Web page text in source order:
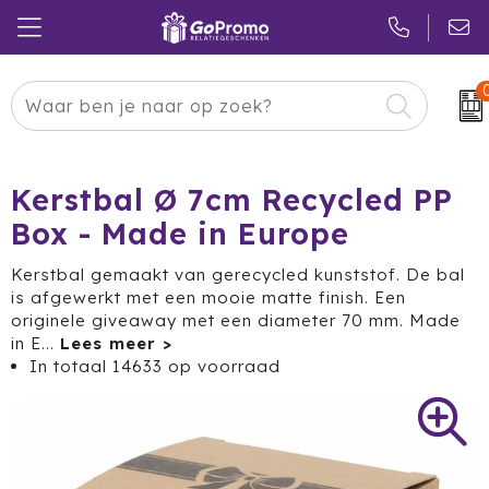
Kerstpakketten
Duurzaam
Reclamedragers
Give-aways
Eten & Drinken
Carnaval
Koningsdag
Zomer
Sinterklaas
Pride Month
24 ICE
Air Up
American Tourister
Amuse
Belkin
Kerstbal Ø 7cm Recycled PP
Box - Made in Europe
Kerstbal gemaakt van gerecycled kunststof. De bal
is afgewerkt met een mooie matte finish. Een
originele giveaway met een diameter 70 mm. Made
in E...
In totaal 14633 op voorraad